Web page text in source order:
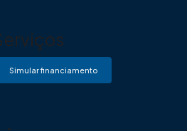
Simular financiamento